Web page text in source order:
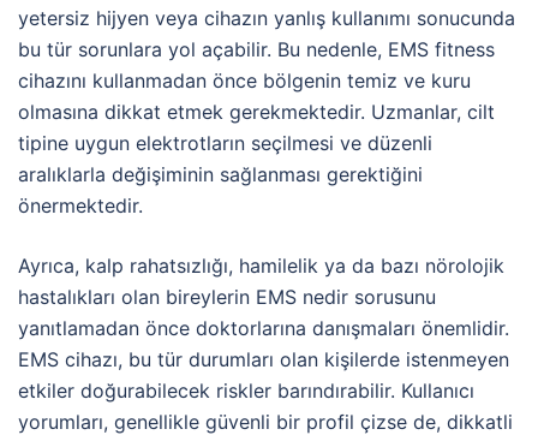
yetersiz hijyen veya cihazın yanlış kullanımı sonucunda
bu tür sorunlara yol açabilir. Bu nedenle, EMS fitness
cihazını kullanmadan önce bölgenin temiz ve kuru
olmasına dikkat etmek gerekmektedir. Uzmanlar, cilt
tipine uygun elektrotların seçilmesi ve düzenli
aralıklarla değişiminin sağlanması gerektiğini
önermektedir.
Ayrıca, kalp rahatsızlığı, hamilelik ya da bazı nörolojik
hastalıkları olan bireylerin EMS nedir sorusunu
yanıtlamadan önce doktorlarına danışmaları önemlidir.
EMS cihazı, bu tür durumları olan kişilerde istenmeyen
etkiler doğurabilecek riskler barındırabilir. Kullanıcı
yorumları, genellikle güvenli bir profil çizse de, dikkatli